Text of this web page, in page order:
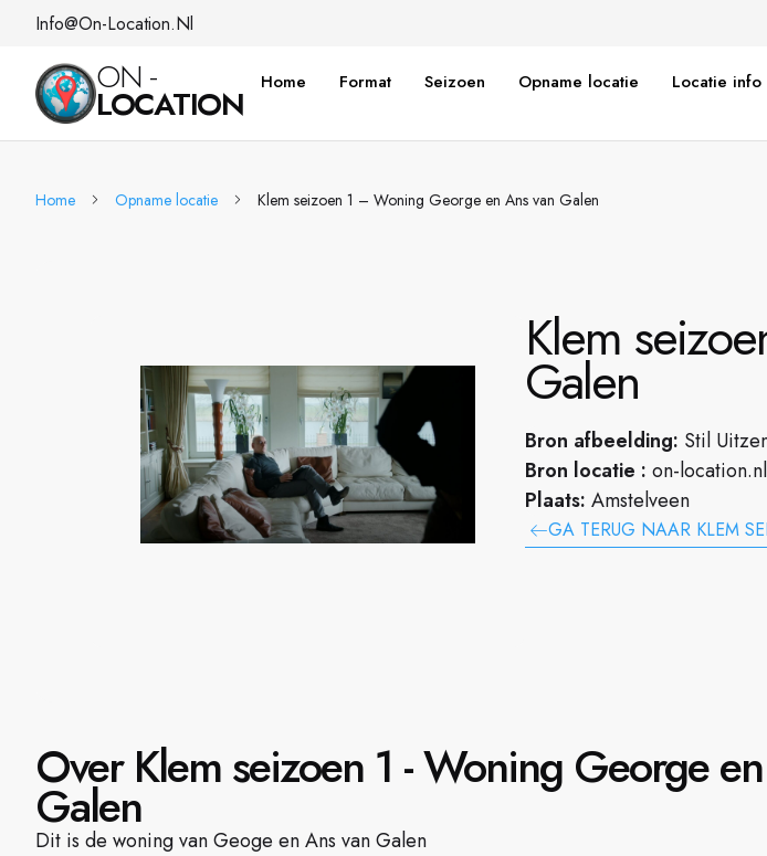
Info@on-Location.nl
ON -
LOCATION
Home Format Seizoen Opname locatie Locatie info
Home Opname locatie Klem seizoen 1 – Woning George en Ans van Galen
Klem
Galen
Bron afbeelding: Stil
Bron locatie : on-location.nl
Plaats: Amstelveen
GA TERUG NAAR KLEM
Over Klem seizoen 1 - Woning George
Galen
Dit is de woning van Geoge en Ans van Galen